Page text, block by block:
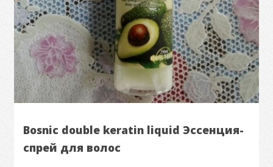
Bosnic double keratin liquid Эссенция-
спрей для волос